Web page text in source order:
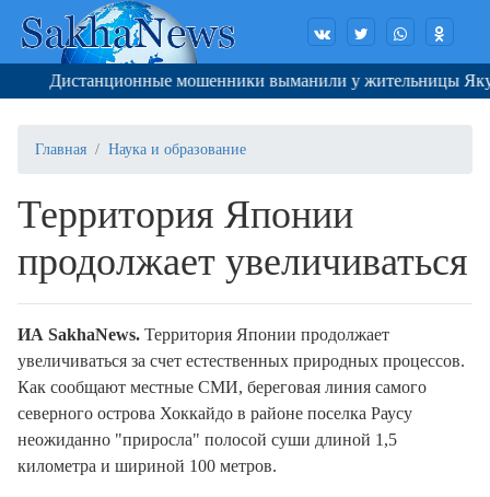
Дистанционные мошенники выманили у жительницы
Главная Наука и образование
Территория Японии
продолжает увеличиваться
ИА SakhaNews. Территория Японии продолжает
увеличиваться за счет естественных природных процессов.
Как сообщают местные СМИ, береговая линия самого
северного острова Хоккайдо в районе поселка Раусу
неожиданно "приросла" полосой суши длиной 1,5
километра и шириной 100 метров.